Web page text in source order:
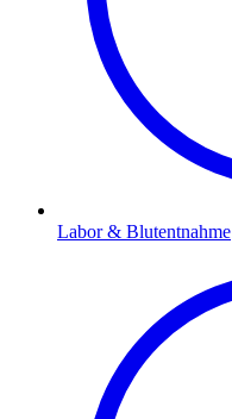
Labor & Blutentnahme